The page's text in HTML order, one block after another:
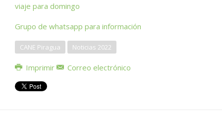
viaje para domingo
Grupo de whatsapp para información
CANE Piragua Noticias 2022
Imprimir Correo electrónico